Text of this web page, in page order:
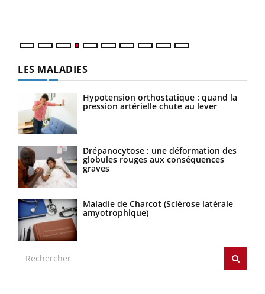
LES MALADIES
Hypotension orthostatique : quand la
pression artérielle chute au lever
Drépanocytose : une déformation des
globules rouges aux conséquences
graves
Maladie de Charcot (Sclérose latérale
amyotrophique)